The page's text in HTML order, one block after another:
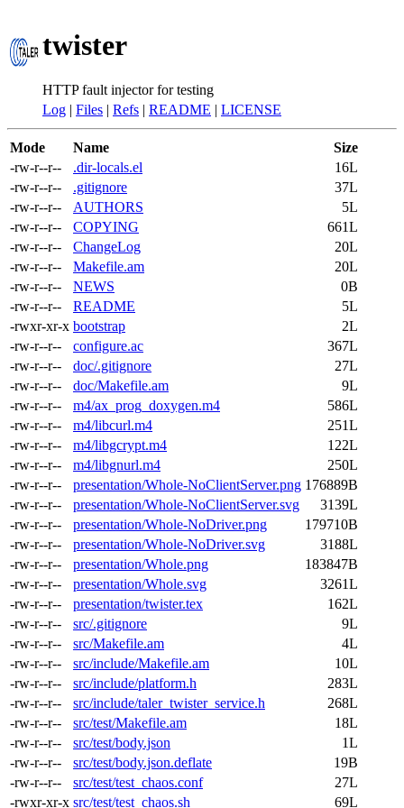
twister
HTTP fault injector for testing
Log | Files | Refs | README | LICENSE
Mode Name
Size
-rw-r--r--
.dir-locals.el
16L
-rw-r--r--
.gitignore
37L
-rw-r--r--
AUTHORS
5L
-rw-r--r--
COPYING
661L
-rw-r--r--
ChangeLog
20L
-rw-r--r--
Makefile.am
20L
-rw-r--r--
NEWS
0B
-rw-r--r--
README
5L
-rwxr-xr-x bootstrap
2L
-rw-r--r--
configure.ac
367L
-rw-r--r--
doc/.gitignore
27L
-rw-r--r--
doc/Makefile.am
9L
-rw-r--r--
m4/ax_prog_doxygen.m4
586L
-rw-r--r--
m4/libcurl.m4
251L
-rw-r--r--
m4/libgcrypt.m4
122L
-rw-r--r--
m4/libgnurl.m4
250L
-rw-r--r--
presentation/Whole-NoClientServer.png 176889B
-rw-r--r--
presentation/Whole-NoClientServer.svg
3139L
-rw-r--r--
presentation/Whole-NoDriver.png
179710B
-rw-r--r--
presentation/Whole-NoDriver.svg
3188L
-rw-r--r--
presentation/Whole.png
183847B
-rw-r--r--
presentation/Whole.svg
3261L
-rw-r--r--
presentation/twister.tex
162L
-rw-r--r--
src/.gitignore
9L
-rw-r--r--
src/Makefile.am
4L
-rw-r--r--
src/include/Makefile.am
10L
-rw-r--r--
src/include/platform.h
283L
-rw-r--r--
src/include/taler_twister_service.h
268L
-rw-r--r--
src/test/Makefile.am
18L
-rw-r--r--
src/test/body.json
1L
-rw-r--r--
src/test/body.json.deflate
19B
-rw-r--r--
src/test/test_chaos.conf
27L
-rwxr-xr-x src/test/test_chaos.sh 69L